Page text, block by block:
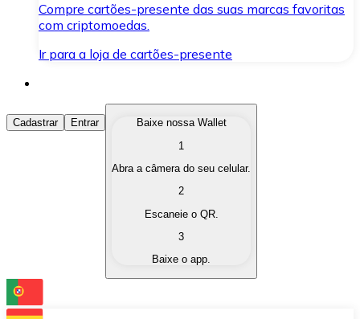
Compre cartões-presente das suas marcas favoritas
com criptomoedas.
Ir para a loja de cartões-presente
Comprar Criptomoedas
Compre as criptomoedas de seu interesse de forma
Converta suas criptomoedas em moeda fiduciária
Troque uma criptomoeda por outra
Cadastrar Entrar
Baixe nossa Wallet
1
Abra a câmera do seu celular.
2
Escaneie o QR.
3
Baixe o app.